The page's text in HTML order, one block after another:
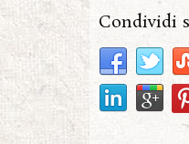
Condividi